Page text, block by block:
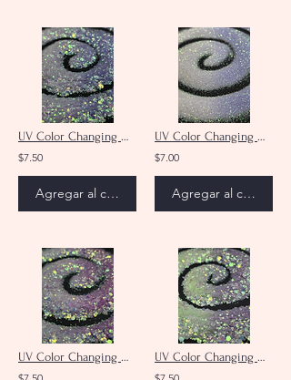
UV Color Changing White/Blue Purple Chunky Mix Glitter
$7.50
Agregar al carrito
UV Color Changing White/Blue Purple Ultra Fine Glitter
$7.00
Agregar al carrito
UV Color Changing White/Dark Pink Chunky Mix Glitter
UV Color Changing Green/Purple Glitter Chunky Mix Glitter